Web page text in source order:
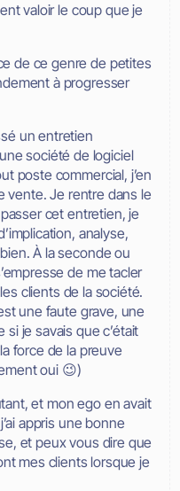
valoir le coup que je
de ce genre de petites
à progresser
un entretien
société de logiciel
poste commercial, j’en
vente. Je rentre dans le
cet entretien, je
analyse,
À la seconde ou
de me tacler
clients de la société.
une faute grave, une
je savais que c’était
force de la preuve
oui 😉)
et mon ego en avait
appris une bonne
et peux vous dire que
mes clients lorsque je